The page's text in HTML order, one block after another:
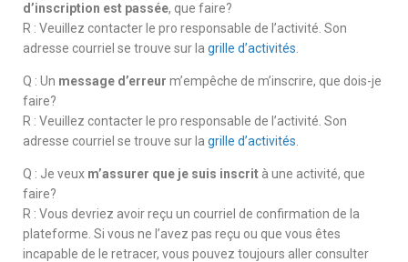
d’inscription est passée, que faire?
R : Veuillez contacter le pro responsable de l’activité. Son
adresse courriel se trouve sur la grille d’activités
Q : Un message d’erreur m’empêche de m’inscrire, que dois-je
faire?
R : Veuillez contacter le pro responsable de l’activité. Son
adresse courriel se trouve sur la grille d’activités
Q : Je veux m’assurer que je suis inscrit à une activité, que
faire?
R : Vous devriez avoir reçu un courriel de confirmation de la
plateforme. Si vous ne l’avez pas reçu ou que vous êtes
incapable de le retracer, vous pouvez toujours aller consulter